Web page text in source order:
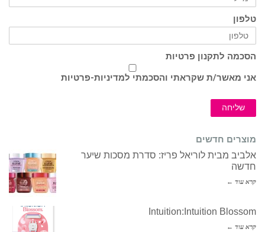
טלפון
הסכמה לתקנון פרטיות
אני מאשר/ת שקראתי והסכמתי למדיניות-פרטיות
שליחה
מוצרים חדשים
אלביב מבית לוריאל פריז: סדרת מסכות שיער
חדשה
קרא עוד ←
Intuition:Intuition Blossom
קרא עוד ←